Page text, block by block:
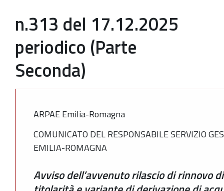
n.313 del 17.12.2025
periodico (Parte
Seconda)
ARPAE Emilia-Romagna
COMUNICATO DEL RESPONSABILE SERVIZIO
EMILIA-ROMAGNA
Avviso dell’avvenuto rilascio di rinnovo